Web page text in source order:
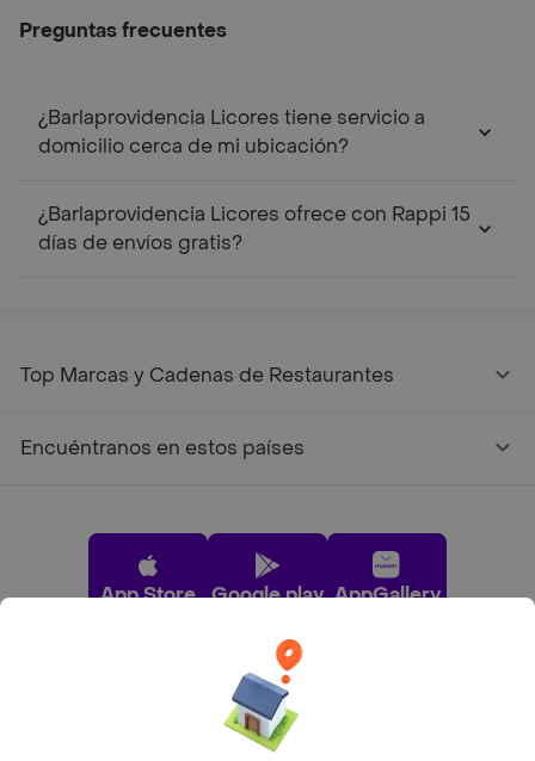
Preguntas frecuentes
¿Barlaprovidencia Licores tiene servicio a
domicilio cerca de mi ubicación?
¿Barlaprovidencia Licores ofrece con Rappi 15
días de envíos gratis?
Top Marcas y Cadenas de Restaurantes
Encuéntranos en estos países
App Store Google play AppGallery
Pide tu comida favorita cerca de ti